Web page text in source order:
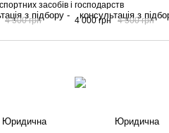
засобів і
4 500 грн
господарств
4 000 грн
4 500 грн